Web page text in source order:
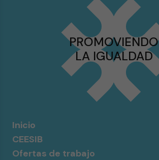
PROMOVIENDO
LA IGUALDAD
Inicio
CEESIB
Ofertas de trabajo